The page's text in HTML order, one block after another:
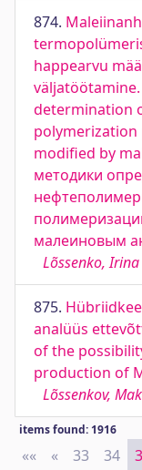
874.
happearvu
determination
modified by
методики
малеиновым
Lõssenko, Irina
875.
analüüs
of the
production of
Lõssenkov,
items found: 1916
«« First
« Previous
33 34